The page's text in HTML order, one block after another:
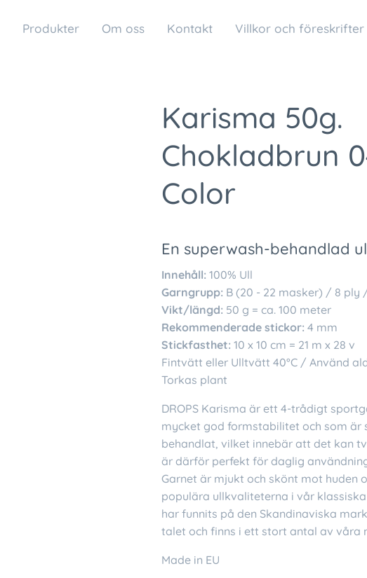
Produkter Om oss Kontakt Villkor och föreskrifter
Karisma 50g.
Chokladbrun
Color
En superwash-behandlad
Innehåll: 100% Ull
Garngrupp: B (20 - 22 masker) / 8 ply
Vikt/längd: 50 g = ca. 100 meter
Rekommenderade stickor: 4 mm
Stickfasthet: 10 x 10 cm = 21 m x 28 v
Fintvätt eller Ulltvätt 40°C / Använd
Torkas plant
DROPS Karisma är ett 4-trådigt
mycket god formstabilitet och som är
behandlat, vilket innebär att det kan
är därför perfekt för daglig
Garnet är mjukt och skönt mot huden
populära ullkvaliteterna i vår
har funnits på den Skandinaviska
talet och finns i ett stort antal av våra
Made in EU